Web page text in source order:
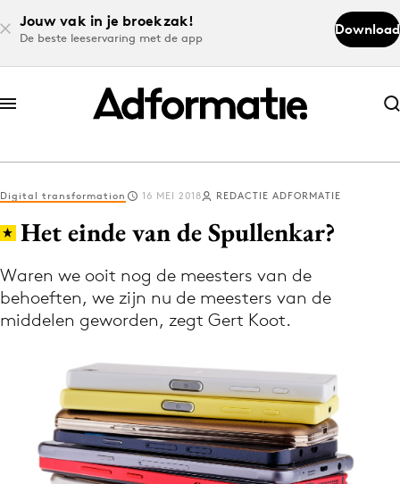
Jouw vak in je broekzak!
De beste leeservaring met de app
Download
Abonneer nu
Abonneer nu
Log in
Download de app
Volg het laatste nieuws via de Adformatie
Nieuws app
Menu
Digital transformation 16 MEI 2018 REDACTIE ADFORMATIE
Het einde van de Spullenkar?
Waren we ooit nog de meesters van de
behoeften, we zijn nu de meesters van de
middelen geworden, zegt Gert Koot.